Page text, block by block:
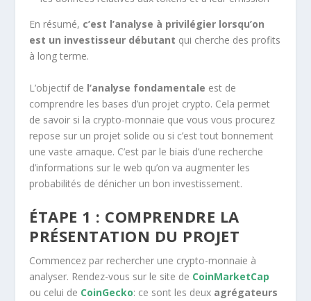
En résumé, c’est l’analyse à privilégier lorsqu’on
est un investisseur débutant qui cherche des profits
à long terme.
L’objectif de l’analyse fondamentale est de
comprendre les bases d’un projet crypto. Cela permet
de savoir si la crypto-monnaie que vous vous procurez
repose sur un projet solide ou si c’est tout bonnement
une vaste arnaque. C’est par le biais d’une recherche
d’informations sur le web qu’on va augmenter les
probabilités de dénicher un bon investissement.
ÉTAPE 1 : COMPRENDRE LA
PRÉSENTATION DU PROJET
Commencez par rechercher une crypto-monnaie à
analyser. Rendez-vous sur le site de CoinMarketCap
ou celui de CoinGecko: ce sont les deux agrégateurs